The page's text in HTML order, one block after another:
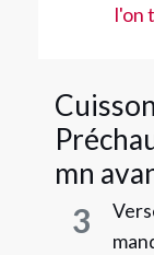
l'on
mn
3